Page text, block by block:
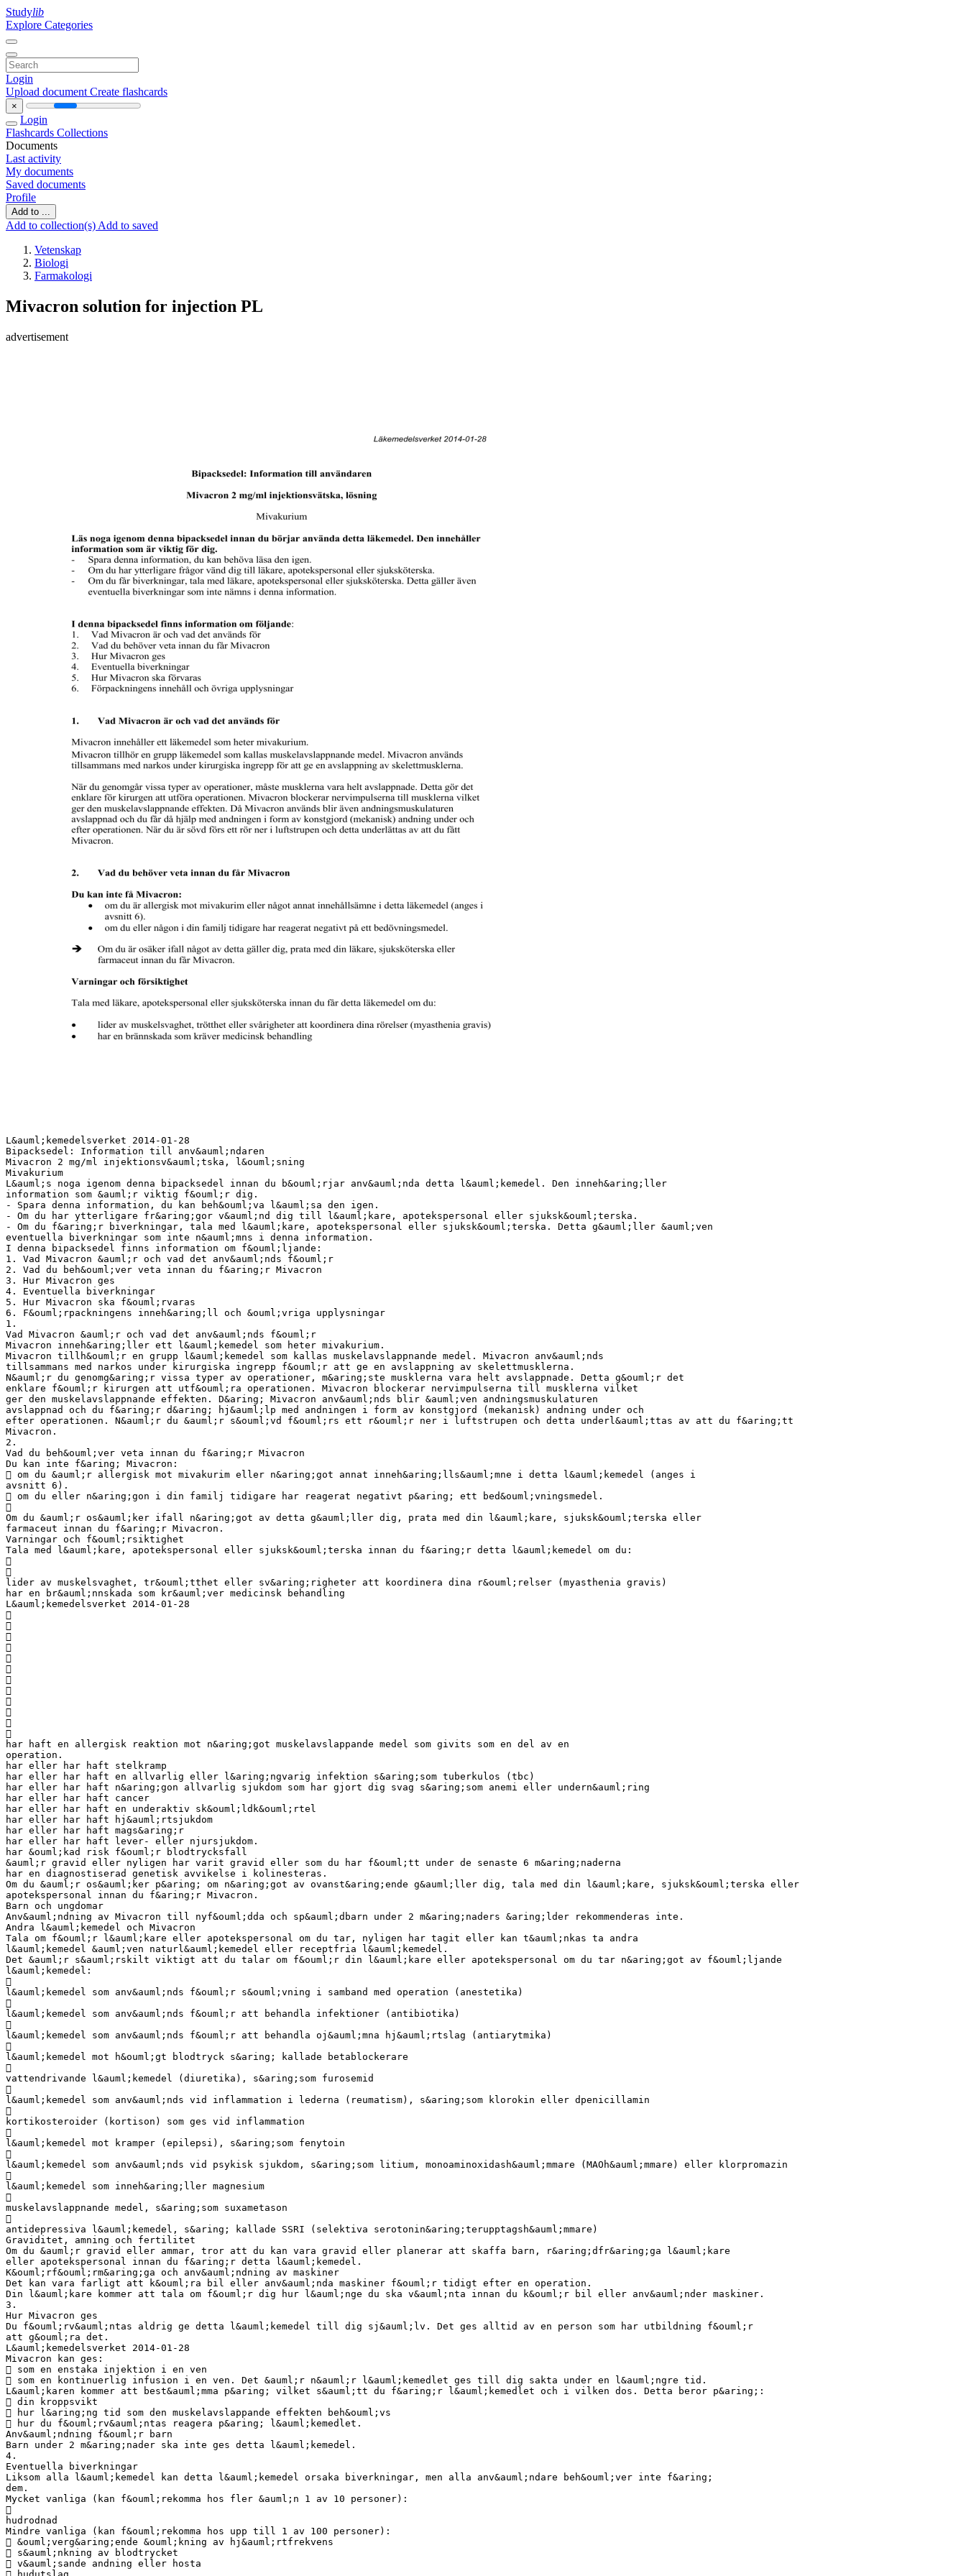
Studylib
Explore Categories
Login
Upload document Create flashcards
×
Login
Flashcards Collections
Documents
Last activity
My documents
Saved documents
Profile
Add to ...
Add to collection(s) Add to saved
Vetenskap
Biologi
Farmakologi
Mivacron solution for injection PL
advertisement
L&auml;kemedelsverket 2014-01-28
Bipacksedel: Information till anv&auml;ndaren
Mivacron 2 mg/ml injektionsv&auml;tska, l&ouml;sning
Mivakurium
L&auml;s noga igenom denna bipacksedel innan du b&ouml;rjar anv&auml;nda detta l&auml;kemedel. Den inneh&aring;ller
information som &auml;r viktig f&ouml;r dig.
- Spara denna information, du kan beh&ouml;va l&auml;sa den igen.
- Om du har ytterligare fr&aring;gor v&auml;nd dig till l&auml;kare, apotekspersonal eller sjuksk&ouml;terska.
- Om du f&aring;r biverkningar, tala med l&auml;kare, apotekspersonal eller sjuksk&ouml;terska. Detta g&auml;ller &auml;ven
eventuella biverkningar som inte n&auml;mns i denna information.
I denna bipacksedel finns information om f&ouml;ljande:
1. Vad Mivacron &auml;r och vad det anv&auml;nds f&ouml;r
2. Vad du beh&ouml;ver veta innan du f&aring;r Mivacron
3. Hur Mivacron ges
4. Eventuella biverkningar
5. Hur Mivacron ska f&ouml;rvaras
6. F&ouml;rpackningens inneh&aring;ll och &ouml;vriga upplysningar
1.
Vad Mivacron &auml;r och vad det anv&auml;nds f&ouml;r
Mivacron inneh&aring;ller ett l&auml;kemedel som heter mivakurium.
Mivacron tillh&ouml;r en grupp l&auml;kemedel som kallas muskelavslappnande medel. Mivacron anv&auml;nds
tillsammans med narkos under kirurgiska ingrepp f&ouml;r att ge en avslappning av skelettmusklerna.
N&auml;r du genomg&aring;r vissa typer av operationer, m&aring;ste musklerna vara helt avslappnade. Detta g&ouml;r det
enklare f&ouml;r kirurgen att utf&ouml;ra operationen. Mivacron blockerar nervimpulserna till musklerna vilket
ger den muskelavslappnande effekten. D&aring; Mivacron anv&auml;nds blir &auml;ven andningsmuskulaturen
avslappnad och du f&aring;r d&aring; hj&auml;lp med andningen i form av konstgjord (mekanisk) andning under och
efter operationen. N&auml;r du &auml;r s&ouml;vd f&ouml;rs ett r&ouml;r ner i luftstrupen och detta underl&auml;ttas av att du f&aring;tt
Mivacron.
2.
Vad du beh&ouml;ver veta innan du f&aring;r Mivacron
Du kan inte f&aring; Mivacron:
 om du &auml;r allergisk mot mivakurim eller n&aring;got annat inneh&aring;lls&auml;mne i detta l&auml;kemedel (anges i
avsnitt 6).
 om du eller n&aring;gon i din familj tidigare har reagerat negativt p&aring; ett bed&ouml;vningsmedel.

Om du &auml;r os&auml;ker ifall n&aring;got av detta g&auml;ller dig, prata med din l&auml;kare, sjuksk&ouml;terska eller
farmaceut innan du f&aring;r Mivacron.
Varningar och f&ouml;rsiktighet
Tala med l&auml;kare, apotekspersonal eller sjuksk&ouml;terska innan du f&aring;r detta l&auml;kemedel om du:


lider av muskelsvaghet, tr&ouml;tthet eller sv&aring;righeter att koordinera dina r&ouml;relser (myasthenia gravis)
har en br&auml;nnskada som kr&auml;ver medicinsk behandling
L&auml;kemedelsverket 2014-01-28












har haft en allergisk reaktion mot n&aring;got muskelavslappande medel som givits som en del av en
operation.
har eller har haft stelkramp
har eller har haft en allvarlig eller l&aring;ngvarig infektion s&aring;som tuberkulos (tbc)
har eller har haft n&aring;gon allvarlig sjukdom som har gjort dig svag s&aring;som anemi eller undern&auml;ring
har eller har haft cancer
har eller har haft en underaktiv sk&ouml;ldk&ouml;rtel
har eller har haft hj&auml;rtsjukdom
har eller har haft mags&aring;r
har eller har haft lever- eller njursjukdom.
har &ouml;kad risk f&ouml;r blodtrycksfall
&auml;r gravid eller nyligen har varit gravid eller som du har f&ouml;tt under de senaste 6 m&aring;naderna
har en diagnostiserad genetisk avvikelse i kolinesteras.
Om du &auml;r os&auml;ker p&aring; om n&aring;got av ovanst&aring;ende g&auml;ller dig, tala med din l&auml;kare, sjuksk&ouml;terska eller
apotekspersonal innan du f&aring;r Mivacron.
Barn och ungdomar
Anv&auml;ndning av Mivacron till nyf&ouml;dda och sp&auml;dbarn under 2 m&aring;naders &aring;lder rekommenderas inte.
Andra l&auml;kemedel och Mivacron
Tala om f&ouml;r l&auml;kare eller apotekspersonal om du tar, nyligen har tagit eller kan t&auml;nkas ta andra
l&auml;kemedel &auml;ven naturl&auml;kemedel eller receptfria l&auml;kemedel.
Det &auml;r s&auml;rskilt viktigt att du talar om f&ouml;r din l&auml;kare eller apotekspersonal om du tar n&aring;got av f&ouml;ljande
l&auml;kemedel:

l&auml;kemedel som anv&auml;nds f&ouml;r s&ouml;vning i samband med operation (anestetika)

l&auml;kemedel som anv&auml;nds f&ouml;r att behandla infektioner (antibiotika)

l&auml;kemedel som anv&auml;nds f&ouml;r att behandla oj&auml;mna hj&auml;rtslag (antiarytmika)

l&auml;kemedel mot h&ouml;gt blodtryck s&aring; kallade betablockerare

vattendrivande l&auml;kemedel (diuretika), s&aring;som furosemid

l&auml;kemedel som anv&auml;nds vid inflammation i lederna (reumatism), s&aring;som klorokin eller dpenicillamin

kortikosteroider (kortison) som ges vid inflammation

l&auml;kemedel mot kramper (epilepsi), s&aring;som fenytoin

l&auml;kemedel som anv&auml;nds vid psykisk sjukdom, s&aring;som litium, monoaminoxidash&auml;mmare (MAOh&auml;mmare) eller klorpromazin

l&auml;kemedel som inneh&aring;ller magnesium

muskelavslappnande medel, s&aring;som suxametason

antidepressiva l&auml;kemedel, s&aring; kallade SSRI (selektiva serotonin&aring;terupptagsh&auml;mmare)
Graviditet, amning och fertilitet
Om du &auml;r gravid eller ammar, tror att du kan vara gravid eller planerar att skaffa barn, r&aring;dfr&aring;ga l&auml;kare
eller apotekspersonal innan du f&aring;r detta l&auml;kemedel.
K&ouml;rf&ouml;rm&aring;ga och anv&auml;ndning av maskiner
Det kan vara farligt att k&ouml;ra bil eller anv&auml;nda maskiner f&ouml;r tidigt efter en operation.
Din l&auml;kare kommer att tala om f&ouml;r dig hur l&auml;nge du ska v&auml;nta innan du k&ouml;r bil eller anv&auml;nder maskiner.
3.
Hur Mivacron ges
Du f&ouml;rv&auml;ntas aldrig ge detta l&auml;kemedel till dig sj&auml;lv. Det ges alltid av en person som har utbildning f&ouml;r
att g&ouml;ra det.
L&auml;kemedelsverket 2014-01-28
Mivacron kan ges:
 som en enstaka injektion i en ven
 som en kontinuerlig infusion i en ven. Det &auml;r n&auml;r l&auml;kemedlet ges till dig sakta under en l&auml;ngre tid.
L&auml;karen kommer att best&auml;mma p&aring; vilket s&auml;tt du f&aring;r l&auml;kemedlet och i vilken dos. Detta beror p&aring;:
 din kroppsvikt
 hur l&aring;ng tid som den muskelavslappande effekten beh&ouml;vs
 hur du f&ouml;rv&auml;ntas reagera p&aring; l&auml;kemedlet.
Anv&auml;ndning f&ouml;r barn
Barn under 2 m&aring;nader ska inte ges detta l&auml;kemedel.
4.
Eventuella biverkningar
Liksom alla l&auml;kemedel kan detta l&auml;kemedel orsaka biverkningar, men alla anv&auml;ndare beh&ouml;ver inte f&aring;
dem.
Mycket vanliga (kan f&ouml;rekomma hos fler &auml;n 1 av 10 personer):

hudrodnad
Mindre vanliga (kan f&ouml;rekomma hos upp till 1 av 100 personer):
 &ouml;verg&aring;ende &ouml;kning av hj&auml;rtfrekvens
 s&auml;nkning av blodtrycket
 v&auml;sande andning eller hosta